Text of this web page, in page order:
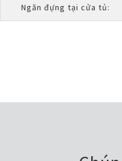
Ngăn đựng tại cửa tủ: